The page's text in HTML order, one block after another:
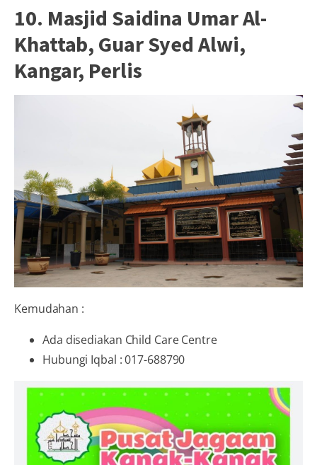
10. Masjid Saidina Umar Al-
Khattab, Guar Syed Alwi,
Kangar, Perlis
Kemudahan :
Ada disediakan Child Care Centre
Hubungi Iqbal : 017-688790